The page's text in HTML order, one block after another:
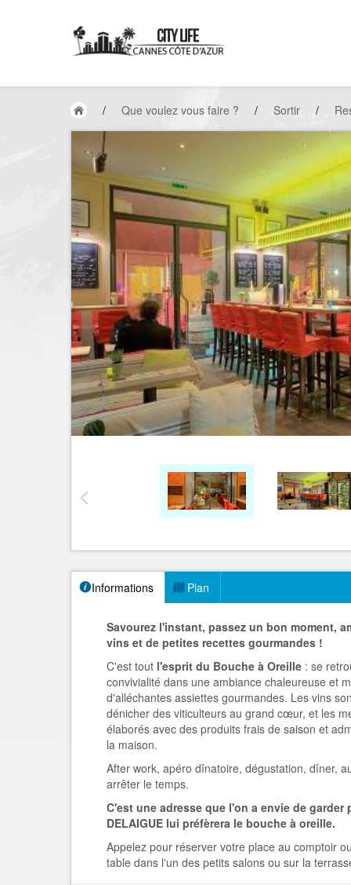
/ Que voulez vous faire ? / Sortir /
Informations Plan
Savourez l'instant, passez un bon moment,
vins et de petites recettes gourmandes !
C'est tout l'esprit du Bouche à Oreille : se
convivialité dans une ambiance chaleureuse et
d'alléchantes assiettes gourmandes. Les vins
dénicher des viticulteurs au grand cœur, et les
élaborés avec des produits frais de saison et
la maison.
After work, apéro dînatoire, dégustation, dîner,
arrêter le temps.
C'est une adresse que l'on a envie de garder
DELAIGUE lui préfèrera le bouche à oreille.
Appelez pour réserver votre place au comptoir
table dans l'un des petits salons ou sur la